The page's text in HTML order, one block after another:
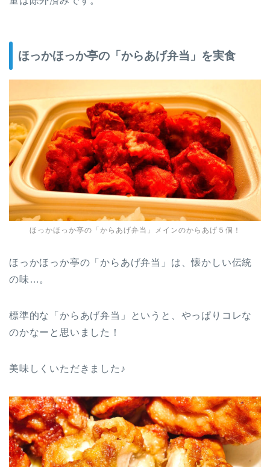
ほっかほっか亭の「からあげ弁当」を実食
ほっかほっか亭の「からあげ弁当」メインのからあげ５個！
ほっかほっか亭の「からあげ弁当」は、懐かしい伝統
の味…。
標準的な「からあげ弁当」というと、やっぱりコレな
のかなーと思いました！
美味しくいただきました♪